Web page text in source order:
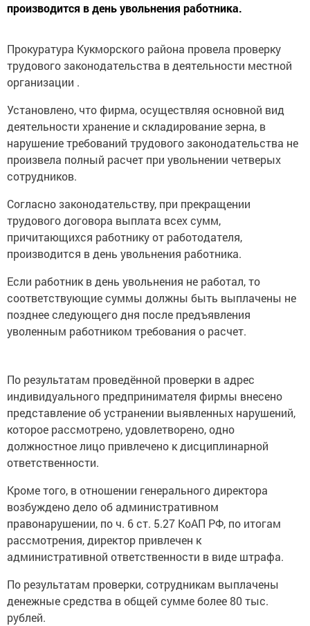
производится в день увольнения работника.
Прокуратура Кукморского района провела проверку
трудового законодательства в деятельности местной
организации .
Установлено, что фирма, осуществляя основной вид
деятельности хранение и складирование зерна, в
нарушение требований трудового законодательства не
произвела полный расчет при увольнении четверых
сотрудников.
Согласно законодательству, при прекращении
трудового договора выплата всех сумм,
причитающихся работнику от работодателя,
производится в день увольнения работника.
Если работник в день увольнения не работал, то
соответствующие суммы должны быть выплачены не
позднее следующего дня после предъявления
уволенным работником требования о расчет.
По результатам проведённой проверки в адрес
индивидуального предпринимателя фирмы внесено
представление об устранении выявленных нарушений,
которое рассмотрено, удовлетворено, одно
должностное лицо привлечено к дисциплинарной
ответственности.
Кроме того, в отношении генерального директора
возбуждено дело об административном
правонарушении, по ч. 6 ст. 5.27 КоАП РФ, по итогам
рассмотрения, директор привлечен к
административной ответственности в виде штрафа.
По результатам проверки, сотрудникам выплачены
денежные средства в общей сумме более 80 тыс.
рублей.